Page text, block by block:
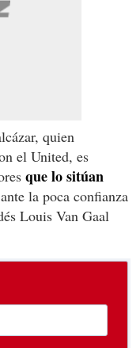
quien
el United, es
que lo sitúan
la poca confianza
Louis Van Gaal